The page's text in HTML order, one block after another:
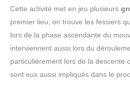
Cette activité met en jeu plusieurs
premier lieu, on trouve les fessiers
lors de la phase ascendante du
interviennent aussi lors du
particulièrement lors de la descente
sont eux aussi impliqués dans le